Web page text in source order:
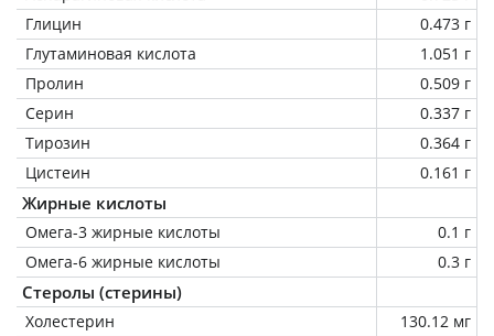
Глицин
0.473 г
Глутаминовая кислота
1.051 г
Пролин
0.509 г
Серин
0.337 г
Тирозин
0.364 г
Цистеин
0.161 г
Жирные кислоты
Омега-3 жирные кислоты
0.1 г
Омега-6 жирные кислоты
0.3 г
Стеролы (стерины)
Холестерин
130.12 мг